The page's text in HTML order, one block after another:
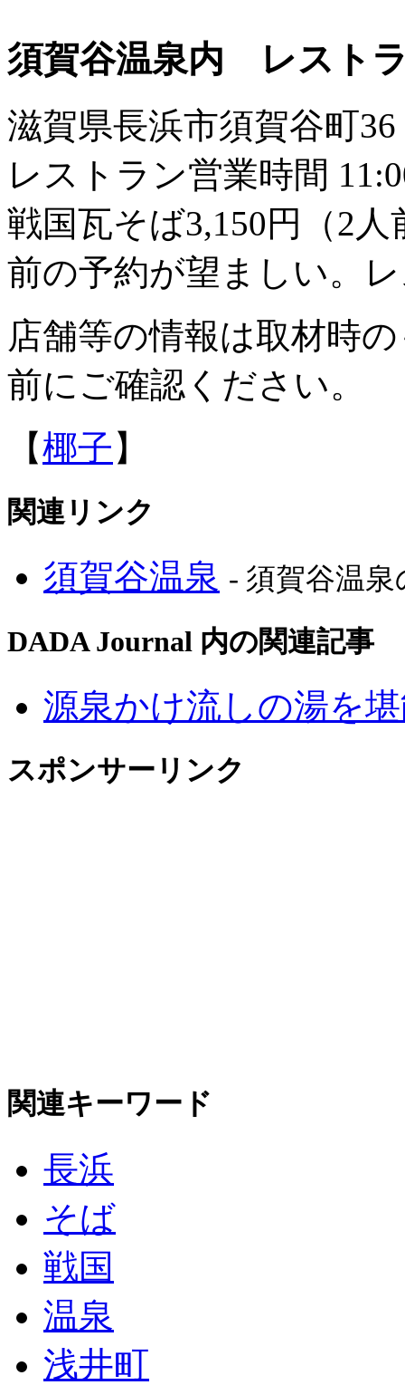
須賀谷温泉内 レスト
滋賀県長浜市須賀谷町36
レストラン営業時間
戦国瓦そば3,150円（2
前の予約が望ましい。
店舗等の情報は取材時
前にご確認ください。
【椰子 】
関連リンク
須賀谷温泉 - 須賀谷温
DADA Journal 内の関連記事
源泉かけ流しの湯を
スポンサーリンク
関連キーワード
長浜
そば
戦国
温泉
浅井町